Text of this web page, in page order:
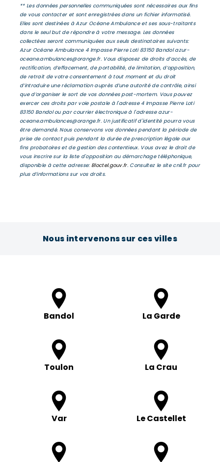
** Les données personnelles communiquées sont nécessaires aux fins
de vous contacter et sont enregistrées dans un fichier informatisé.
Elles sont destinées à Azur Océane Ambulance et ses sous-traitants
dans le seul but de répondre à votre message. Les données
collectées seront communiquées aux seuls destinataires suivants:
Azur Océane Ambulance 4 Impasse Pierre Loti 83150 Bandol azur-
oceane.ambulances@orange.fr. Vous disposez de droits d’accès, de
rectification, d’effacement, de portabilité, de limitation, d’opposition,
de retrait de votre consentement à tout moment et du droit
d’introduire une réclamation auprès d’une autorité de contrôle, ainsi
que d’organiser le sort de vos données post-mortem. Vous pouvez
exercer ces droits par voie postale à l'adresse 4 Impasse Pierre Loti
83150 Bandol ou par courrier électronique à l'adresse azur-
oceane.ambulances@orange.fr. Un justificatif d'identité pourra vous
être demandé. Nous conservons vos données pendant la période de
prise de contact puis pendant la durée de prescription légale aux
fins probatoires et de gestion des contentieux. Vous avez le droit de
vous inscrire sur la liste d'opposition au démarchage téléphonique,
disponible à cette adresse: Bloctel.gouv.fr. Consultez le site cnil.fr pour
plus d’informations sur vos droits.
Nous intervenons sur ces villes
Bandol La Garde
Toulon La Crau
Var Le Castellet